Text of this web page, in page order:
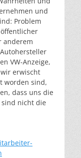
und
Problem
anderem
VW-Anzeige,
erwischt
worden sind,
dass uns die
nicht die